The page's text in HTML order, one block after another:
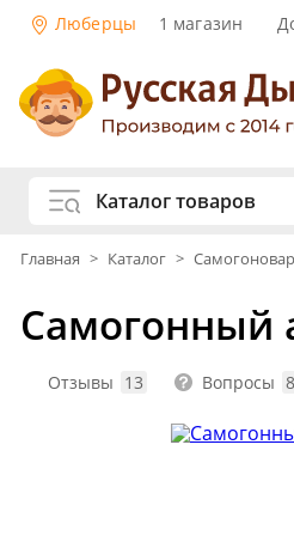
Люберцы 1 магазин
Каталог товаров
Копчение и колбасы
Консервирование
Дубовые бочки и
Главная > Каталог >
Самогонный
Отзывы 13 Вопросы 8